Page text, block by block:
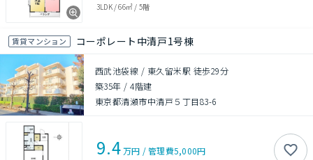
3LDK/66㎡ / 5階
賃貸マンション コーポレート中清戸1号棟
西武池袋線 / 東久留米駅 徒歩29分
築35年 /4階建
東京都清瀬市中清戸５丁目83-6
9.4万円 /管理費5,000円